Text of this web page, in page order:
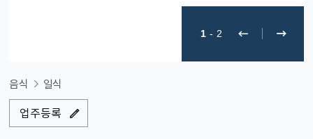
1 - 2
음식 일식
업주등록